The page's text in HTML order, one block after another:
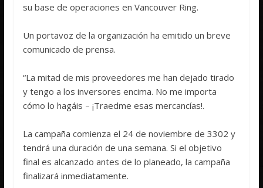
su base de operaciones en Vancouver Ring.
Un portavoz de la organización ha emitido un breve
comunicado de prensa.
“La mitad de mis proveedores me han dejado tirado
y tengo a los inversores encima. No me importa
cómo lo hagáis – ¡Traedme esas mercancías!.
La campaña comienza el 24 de noviembre de 3302 y
tendrá una duración de una semana. Si el objetivo
final es alcanzado antes de lo planeado, la campaña
finalizará inmediatamente.